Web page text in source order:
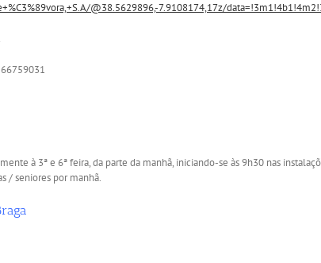
@38.5629896,-7.9108174,17z/
à 3ª e 6ª feira, da parte da manhã, iniciando-se às 9h30 nas
/ seniores por manhã.